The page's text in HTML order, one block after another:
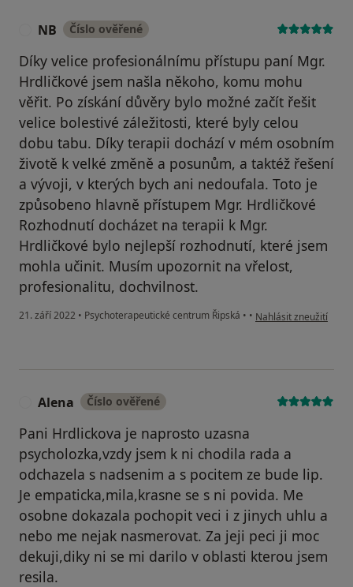
NB Číslo ověřené
Díky velice profesionálnímu přístupu paní Mgr.
Hrdličkové jsem našla někoho, komu mohu
věřit. Po získání důvěry bylo možné začít řešit
velice bolestivé záležitosti, které byly celou
dobu tabu. Díky terapii dochází v mém osobním
životě k velké změně a posunům, a taktéž řešení
a vývoji, v kterých bych ani nedoufala. Toto je
způsobeno hlavně přístupem Mgr. Hrdličkové
Rozhodnutí docházet na terapii k Mgr.
Hrdličkové bylo nejlepší rozhodnutí, které jsem
mohla učinit. Musím upozornit na vřelost,
profesionalitu, dochvilnost.
21. září 2022 • Psychoterapeutické centrum Řipská • • podle názoru
Nahlásit zneužití
Alena Číslo ověřené
Pani Hrdlickova je naprosto uzasna
psycholozka,vzdy jsem k ni chodila rada a
odchazela s nadsenim a s pocitem ze bude lip.
Je empaticka,mila,krasne se s ni povida. Me
osobne dokazala pochopit veci i z jinych uhlu a
nebo me nejak nasmerovat. Za jeji peci ji moc
dekuji,diky ni se mi darilo v oblasti kterou jsem
resila.